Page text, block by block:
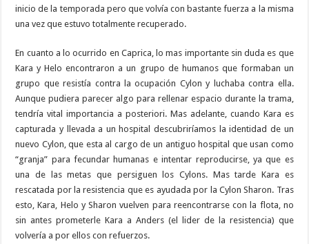
inicio de la temporada pero que volvía con bastante fuerza a la misma
una vez que estuvo totalmente recuperado.
En cuanto a lo ocurrido en Caprica, lo mas importante sin duda es que
Kara y Helo encontraron a un grupo de humanos que formaban un
grupo que resistía contra la ocupación Cylon y luchaba contra ella.
Aunque pudiera parecer algo para rellenar espacio durante la trama,
tendría vital importancia a posteriori. Mas adelante, cuando Kara es
capturada y llevada a un hospital descubriríamos la identidad de un
nuevo Cylon, que esta al cargo de un antiguo hospital que usan como
“granja” para fecundar humanas e intentar reproducirse, ya que es
una de las metas que persiguen los Cylons. Mas tarde Kara es
rescatada por la resistencia que es ayudada por la Cylon Sharon. Tras
esto, Kara, Helo y Sharon vuelven para reencontrarse con la flota, no
sin antes prometerle Kara a Anders (el lider de la resistencia) que
volvería a por ellos con refuerzos.